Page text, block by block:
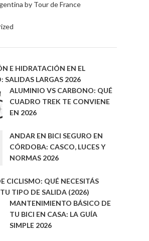
by Tour de France
E HIDRATACIÓN EN EL
SALIDAS LARGAS 2026
ALUMINIO VS CARBONO: QUÉ
CUADRO TREK TE CONVIENE
EN 2026
ANDAR EN BICI SEGURO EN
CÓRDOBA: CASCO, LUCES Y
NORMAS 2026
CICLISMO: QUÉ NECESITÁS
TIPO DE SALIDA (2026)
MANTENIMIENTO BÁSICO DE
TU BICI EN CASA: LA GUÍA
SIMPLE 2026